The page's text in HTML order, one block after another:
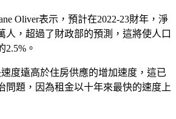
Oliver表示，預計在2022-23財年，淨
人，超過了財政部的預測，這將使人口
2.5%。
度遠高於住房供應的增加速度，這已
問題，因為租金以十年來最快的速度上